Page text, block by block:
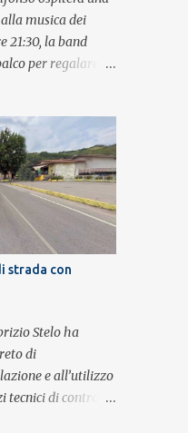
musica dei
21:30, la band
per regalare al
e riconosciuti come
dei
band portano
la passione e
Lo spettacolo si
in
patrono della
è composta da
e voce, Fabrizio
Giampieri
Vinci alla voce.
direttamente da
per il musical We
strada con
Stelo ha
di
e all’utilizzo
tecnici di controllo